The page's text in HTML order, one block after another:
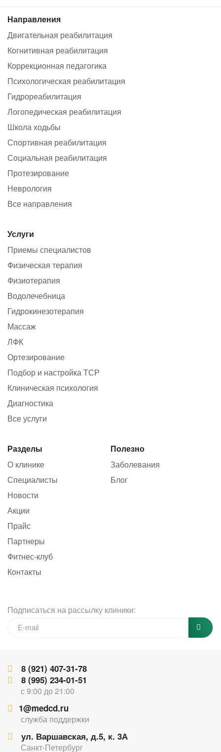
8 (921) 407-31-78
8 (995) 234-01-51
с 9:00 до 21:00
1@medcd.ru
служба поддержки
ул. Варшавская, д.5, к. 3А
Санкт-Петербург
Направления
Двигательная реабилитация
Когнитивная реабилитация
Коррекционная педагогика
Психологическая реабилитация
Гидрореабилитация
Логопедическая реабилитация
Школа ходьбы
Спортивная реабилитация
Социальная реабилитация
Протезирование
Неврология
Все направления
Услуги
Приемы специалистов
Физическая терапия
Физиотерапия
Водолечебница
Гидрокинезотерапия
Массаж
ЛФК
Ортезирование
Подбор и настройка ТСР
Клиническая психология
Диагностика
Все услуги
Разделы
О клинике
Специалисты
Новости
Акции
Прайс
Партнеры
Фитнес-клуб
Контакты
Полезно
Заболевания
Блог
Подписаться на рассылку клиники: